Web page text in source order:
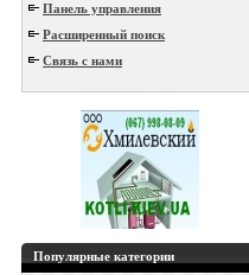
Панель управления
Расширенный поиск
Связь с нами
Популярные категории